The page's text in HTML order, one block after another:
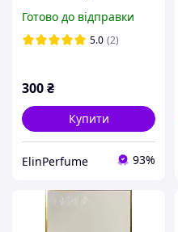
Гуд Герл, туфелька) З
магнітною стрічкою!
Готово до відправки
5.0 (2)
300₴
Купити
ElinPerfume 93%